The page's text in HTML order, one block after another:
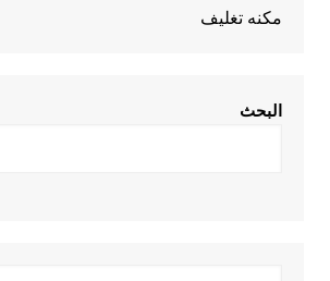
مكنه تغليف
البحث